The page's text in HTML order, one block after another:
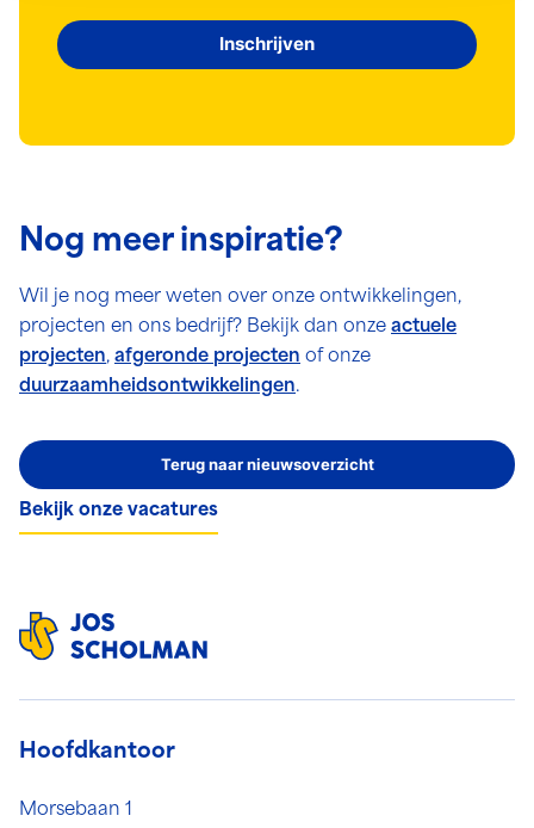
Inschrijven
Nog meer inspiratie?
Wil je nog meer weten over onze ontwikkelingen,
projecten en ons bedrijf? Bekijk dan onze actuele
projecten, afgeronde projecten of onze
duurzaamheidsontwikkelingen.
Terug naar nieuwsoverzicht
Bekijk onze vacatures
Hoofdkantoor
Morsebaan 1